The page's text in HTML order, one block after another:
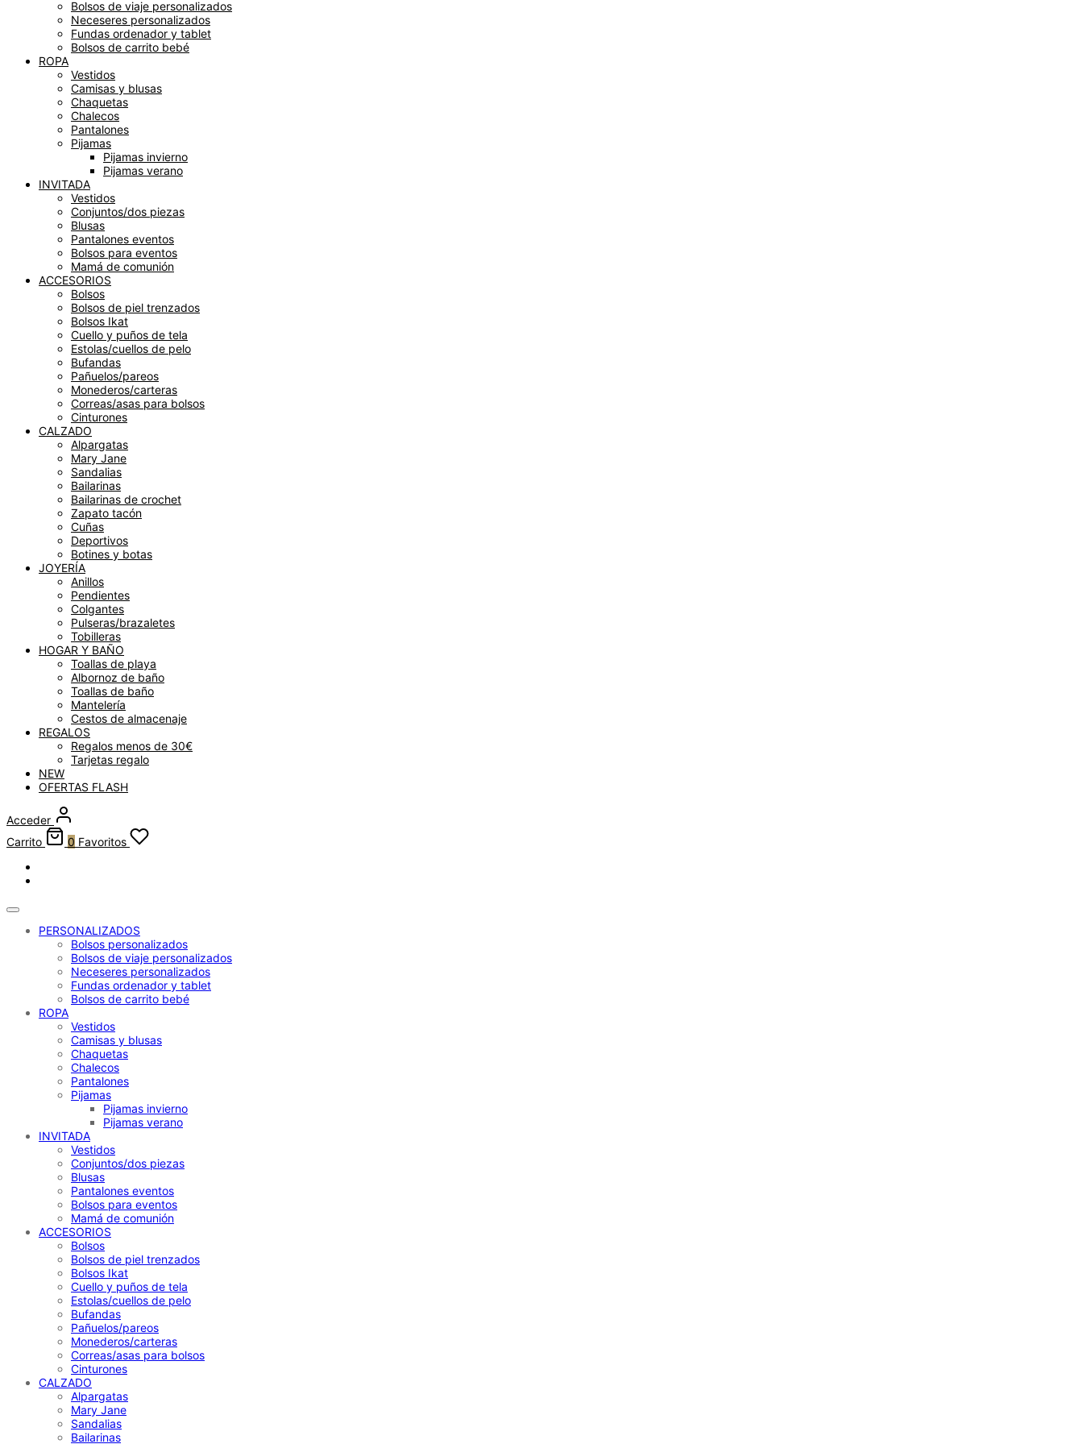
Bolsos de viaje personalizados
Neceseres personalizados
Fundas ordenador y tablet
Bolsos de carrito bebé
ROPA
Vestidos
Camisas y blusas
Chaquetas
Chalecos
Pantalones
Pijamas
Pijamas invierno
Pijamas verano
INVITADA
Vestidos
Conjuntos/dos piezas
Blusas
Pantalones eventos
Bolsos para eventos
Mamá de comunión
ACCESORIOS
Bolsos
Bolsos de piel trenzados
Bolsos Ikat
Cuello y puños de tela
Estolas/cuellos de pelo
Bufandas
Pañuelos/pareos
Monederos/carteras
Correas/asas para bolsos
Cinturones
CALZADO
Alpargatas
Mary Jane
Sandalias
Bailarinas
Bailarinas de crochet
Zapato tacón
Cuñas
Deportivos
Botines y botas
JOYERÍA
Anillos
Pendientes
Colgantes
Pulseras/brazaletes
Tobilleras
HOGAR Y BAÑO
Toallas de playa
Albornoz de baño
Toallas de baño
Mantelería
Cestos de almacenaje
REGALOS
Regalos menos de 30€
Tarjetas regalo
NEW
OFERTAS FLASH
Acceder
Carrito
0 Favoritos
PERSONALIZADOS
Bolsos personalizados
Bolsos de viaje personalizados
Neceseres personalizados
Fundas ordenador y tablet
Bolsos de carrito bebé
ROPA
Vestidos
Camisas y blusas
Chaquetas
Chalecos
Pantalones
Pijamas
Pijamas invierno
Pijamas verano
INVITADA
Vestidos
Conjuntos/dos piezas
Blusas
Pantalones eventos
Bolsos para eventos
Mamá de comunión
ACCESORIOS
Bolsos
Bolsos de piel trenzados
Bolsos Ikat
Cuello y puños de tela
Estolas/cuellos de pelo
Bufandas
Pañuelos/pareos
Monederos/carteras
Correas/asas para bolsos
Cinturones
CALZADO
Alpargatas
Mary Jane
Sandalias
Bailarinas